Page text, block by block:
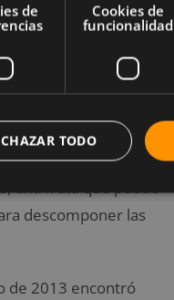
durante el día (Klair,
que llevó a que
una fruta que puede
descomponer las
de 2013 encontró
de
Cookies de
funcionalidad
TODO